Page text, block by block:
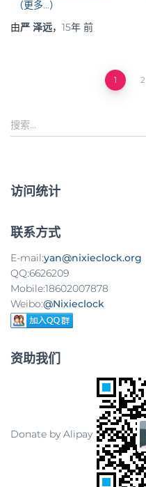
（更多…）
由严 泽远， 15年 前
章
航
1 2
搜
索
搜索…
访问统计
联系方式
E-mail:yan@nixieclock.org
QQ:6626209
Mobile:18602007878
Weibo:@Nixieclock
资助我们
Donate by Alipay